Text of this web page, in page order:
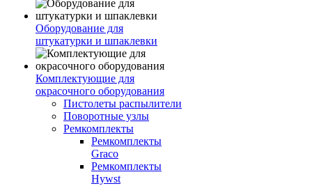
Оборудование для
штукатурки и шпаклевки
Комплектующие для
окрасочного оборудования
Пистолеты распылители
Поворотные узлы
Ремкомплекты
Ремкомплекты
Graco
Ремкомплекты
Hywst